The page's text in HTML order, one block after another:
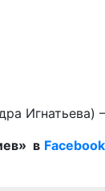
в Facebook